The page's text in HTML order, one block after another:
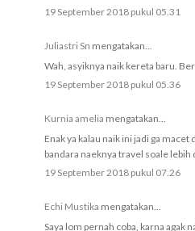
19 September 2018 pukul 05.31
Juliastri Sn mengatakan...
Wah, asyiknya naik kereta baru.
19 September 2018 pukul 05.36
Kurnia amelia mengatakan...
Enak ya kalau naik ini jadi ga
bandara naeknya travel soale lebih
19 September 2018 pukul 07.26
Echi Mustika mengatakan...
Saya lom pernah coba, karna agak